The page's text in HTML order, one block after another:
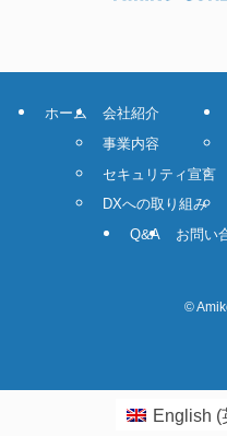
ホーム
会社紹介
事業内容
セキュリティ宣言
DXへの取り組み
Q&A お問い
©
English (